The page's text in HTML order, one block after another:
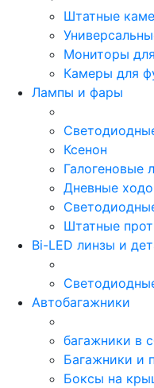
Штатные
Мониторы
Камеры для
Лампы и фары
Ксенон
Галогеновые
Дневные
Штатные
Bi-LED линзы и
Автобагажники
багажники в
Багажники и
Боксы на